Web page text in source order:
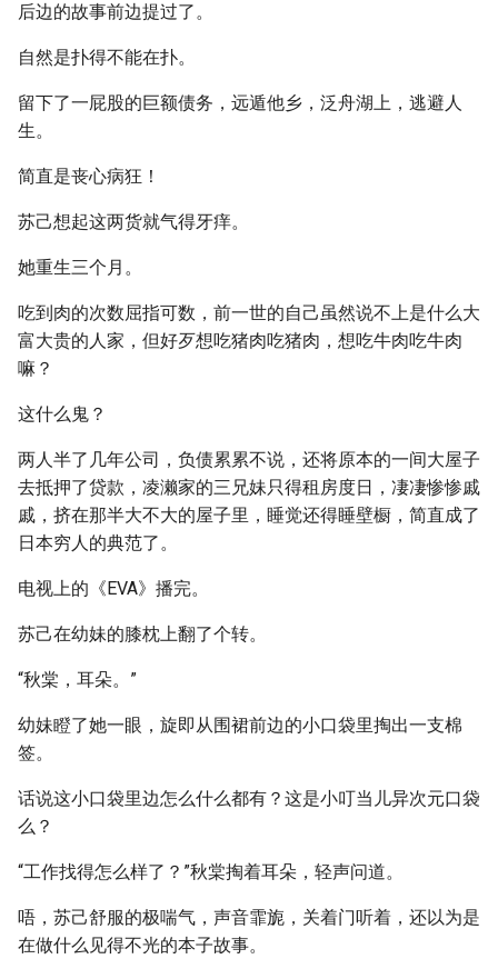
后边的故事前边提过了。
自然是扑得不能在扑。
留下了一屁股的巨额债务，远遁他乡，泛舟湖上，逃避人
生。
简直是丧心病狂！
苏己想起这两货就气得牙痒。
她重生三个月。
吃到肉的次数屈指可数，前一世的自己虽然说不上是什么大
富大贵的人家，但好歹想吃猪肉吃猪肉，想吃牛肉吃牛肉
嘛？
这什么鬼？
两人半了几年公司，负债累累不说，还将原本的一间大屋子
去抵押了贷款，凌濑家的三兄妹只得租房度日，凄凄惨惨戚
戚，挤在那半大不大的屋子里，睡觉还得睡壁橱，简直成了
日本穷人的典范了。
电视上的《EVA》播完。
苏己在幼妹的膝枕上翻了个转。
“秋棠，耳朵。”
幼妹瞪了她一眼，旋即从围裙前边的小口袋里掏出一支棉
签。
话说这小口袋里边怎么什么都有？这是小叮当儿异次元口袋
么？
“工作找得怎么样了？”秋棠掏着耳朵，轻声问道。
唔，苏己舒服的极喘气，声音霏旎，关着门听着，还以为是
在做什么见得不光的本子故事。